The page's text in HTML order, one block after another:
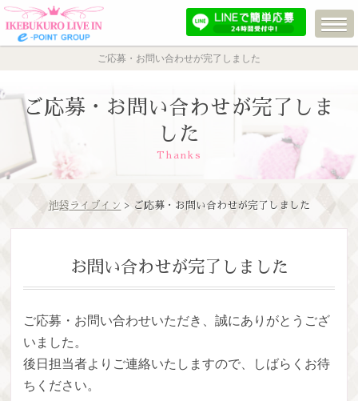
ご応募・お問い合わせが完了しました
ご応募・お問い合わせが完了しま
した
Thanks
池袋ライブイン > ご応募・お問い合わせが完了しました
お問い合わせが完了しました
ご応募・お問い合わせいただき、誠にありがとうござ
いました。
後日担当者よりご連絡いたしますので、しばらくお待
ちください。